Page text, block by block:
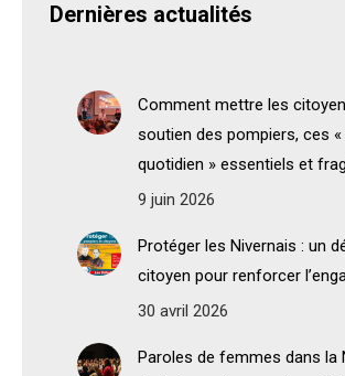
Dernières actualités
Comment mettre les
soutien des pompiers, ces
quotidien » essentiels et
9 juin 2026
Protéger les Nivernais : un
citoyen pour renforcer
30 avril 2026
Paroles de femmes dans la